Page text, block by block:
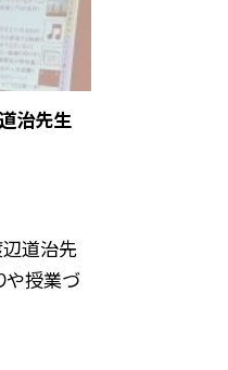
治先生
辺道治先
や授業づ